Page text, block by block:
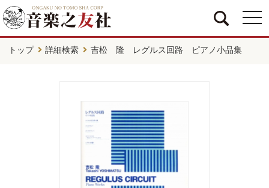
トップ 詳細検索 吉松 隆 レグルス回路 ピアノ小品集